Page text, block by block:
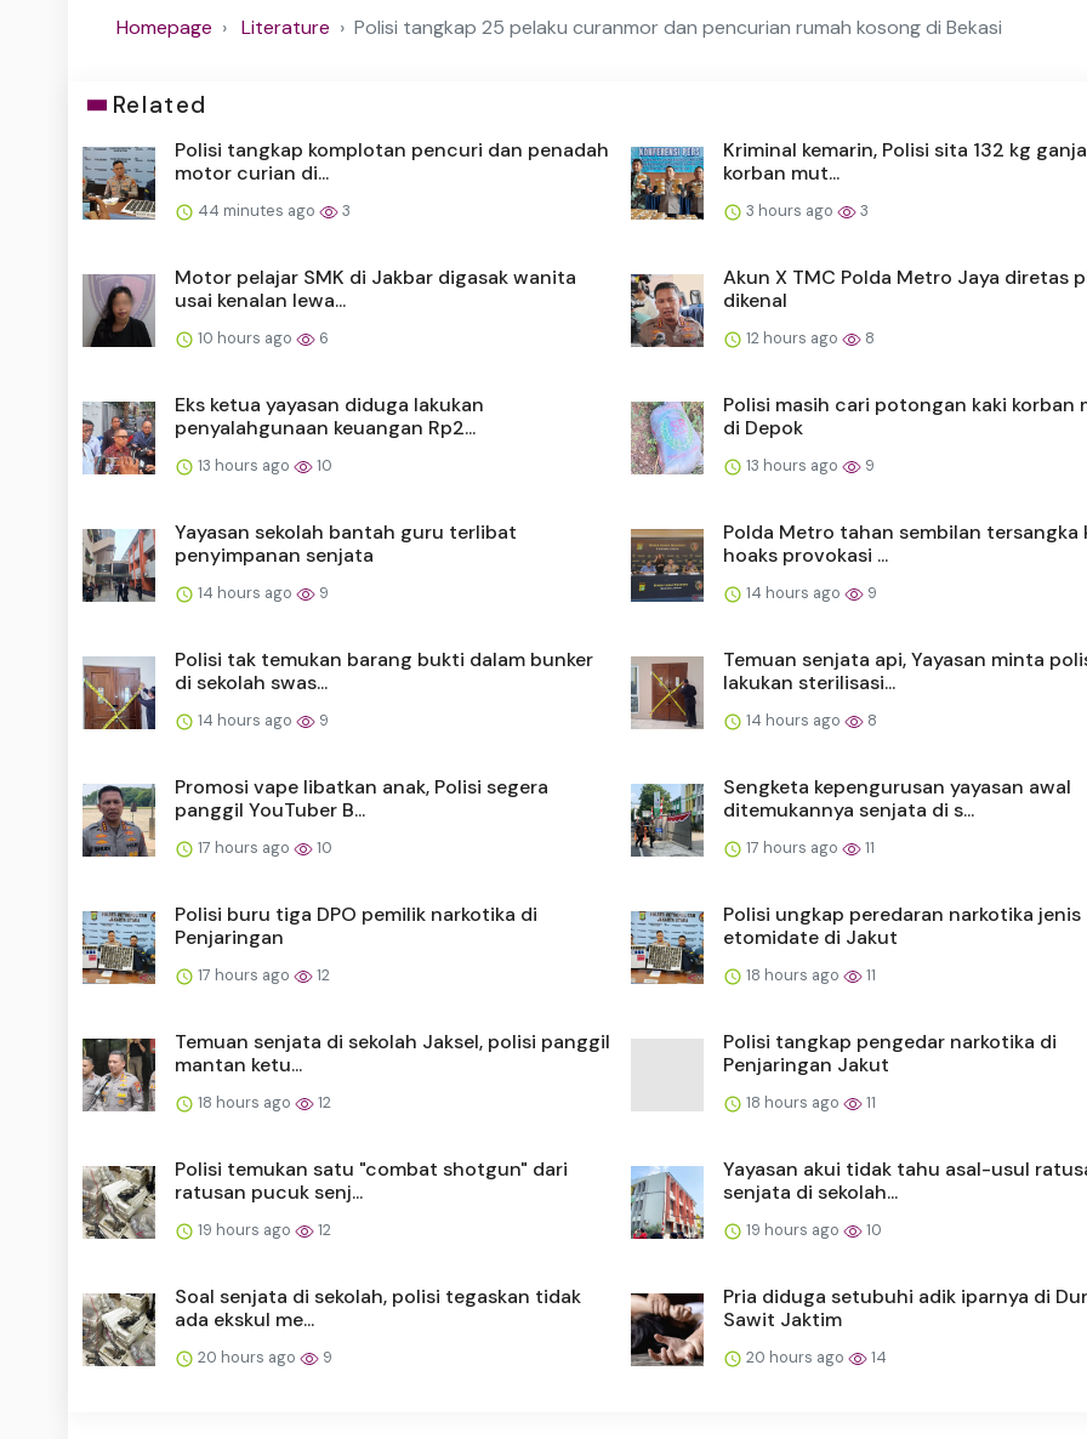
Homepage Literature Polisi tangkap 25 pelaku curanmor dan pencurian rumah kosong di Bekasi
Related
Polisi tangkap komplotan pencuri dan penadah
motor curian di...
44 minutes ago 3
Kriminal kemarin, Polisi sita 132 kg
korban mut...
3 hours ago 3
Motor pelajar SMK di Jakbar digasak wanita
usai kenalan lewa...
10 hours ago 6
Akun X TMC Polda Metro Jaya diretas
dikenal
12 hours ago 8
Eks ketua yayasan diduga lakukan
penyalahgunaan keuangan Rp2...
13 hours ago 10
Polisi masih cari potongan kaki korban
di Depok
13 hours ago 9
Yayasan sekolah bantah guru terlibat
penyimpanan senjata
14 hours ago 9
Polda Metro tahan sembilan tersangka
hoaks provokasi ...
14 hours ago 9
Polisi tak temukan barang bukti dalam bunker
di sekolah swas...
14 hours ago 9
Temuan senjata api, Yayasan minta
lakukan sterilisasi...
14 hours ago 8
Promosi vape libatkan anak, Polisi segera
panggil YouTuber B...
17 hours ago 10
Sengketa kepengurusan yayasan awal
ditemukannya senjata di s...
17 hours ago 11
Polisi buru tiga DPO pemilik narkotika di
Penjaringan
17 hours ago 12
Polisi ungkap peredaran narkotika jenis
etomidate di Jakut
18 hours ago 11
Temuan senjata di sekolah Jaksel, polisi panggil
mantan ketu...
18 hours ago 12
Polisi tangkap pengedar narkotika di
Penjaringan Jakut
18 hours ago 11
Polisi temukan satu "combat shotgun" dari
ratusan pucuk senj...
19 hours ago 12
Yayasan akui tidak tahu asal-usul
senjata di sekolah...
19 hours ago 10
Soal senjata di sekolah, polisi tegaskan tidak
ada ekskul me...
20 hours ago 9
Pria diduga setubuhi adik iparnya di
Sawit Jaktim
20 hours ago 14